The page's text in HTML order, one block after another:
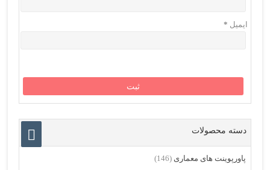
ایمیل *
دسته محصولات
پاورپوینت های معماری (146)